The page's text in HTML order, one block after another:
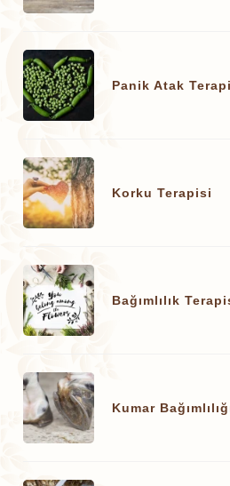
Panik Atak
Korku Terapisi
Bağımlılık
Kumar